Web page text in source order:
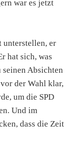
war es jetzt
unterstellen, er
hat sich, was
Absichten
der Wahl klar,
um die SPD
Und im
dass die Zeit